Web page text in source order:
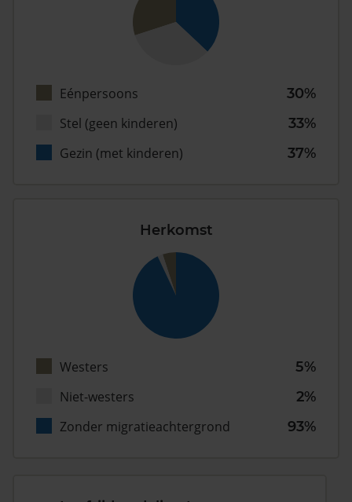
Eénpersoons
30%
Stel (geen kinderen)
33%
Gezin (met kinderen)
37%
Herkomst
Westers
5%
Niet-westers
2%
Zonder migratieachtergrond
93%